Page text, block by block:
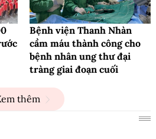
Bệnh viện Thanh Nhàn
cầm máu thành công cho
bệnh nhân ung thư đại
tràng giai đoạn cuối
thêm